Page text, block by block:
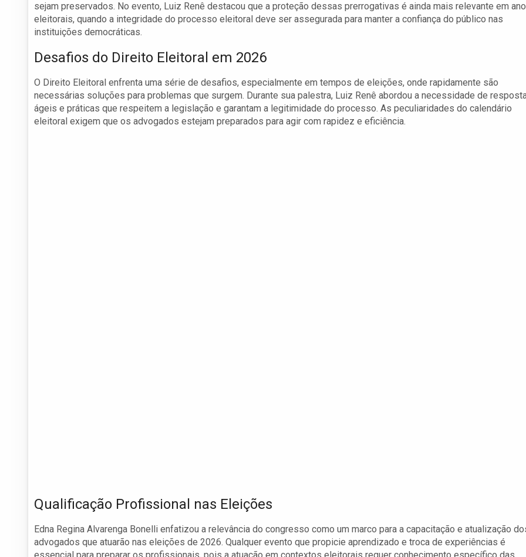
sejam preservados. No evento, Luiz Renê destacou que a proteção dessas prerrogativas é ainda mais relevante em
eleitorais, quando a integridade do processo eleitoral deve ser assegurada para manter a confiança do público nas
instituições democráticas.
Desafios do Direito Eleitoral em 2026
O Direito Eleitoral enfrenta uma série de desafios, especialmente em tempos de eleições, onde rapidamente são
necessárias soluções para problemas que surgem. Durante sua palestra, Luiz Renê abordou a necessidade de
ágeis e práticas que respeitem a legislação e garantam a legitimidade do processo. As peculiaridades do calendário
eleitoral exigem que os advogados estejam preparados para agir com rapidez e eficiência.
Qualificação Profissional nas Eleições
Edna Regina Alvarenga Bonelli enfatizou a relevância do congresso como um marco para a capacitação e atualização
advogados que atuarão nas eleições de 2026. Qualquer evento que propicie aprendizado e troca de experiências é